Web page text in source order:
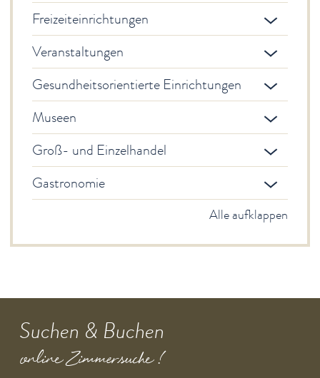
English Sites
BÜRGER & STADT
Freizeiteinrichtungen
Veranstaltungen
Gesundheitsorientierte Einrichtungen
Museen
Groß- und Einzelhandel
Gastronomie
Alle aufklappen
Suchen & Buchen
online Zimmersuche !